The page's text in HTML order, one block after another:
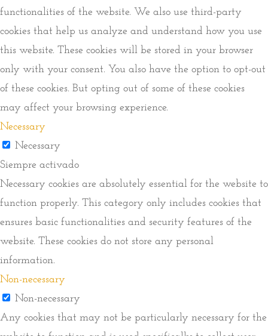
functionalities of the website. We also use third-party
cookies that help us analyze and understand how you use
this website. These cookies will be stored in your browser
only with your consent. You also have the option to opt-out
of these cookies. But opting out of some of these cookies
may affect your browsing experience.
Necessary
Necessary
Siempre activado
Necessary cookies are absolutely essential for the website to
function properly. This category only includes cookies that
ensures basic functionalities and security features of the
website. These cookies do not store any personal
information.
Non-necessary
Non-necessary
Any cookies that may not be particularly necessary for the